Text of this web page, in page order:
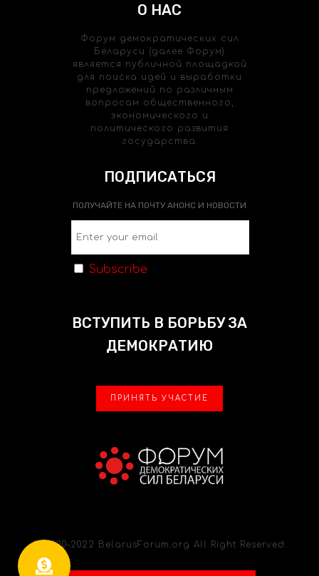
О НАС
Форум демократических сил
Беларуси (далее Форум)
является публичной площадкой
для поиска идей и выработки
предложений по различным
вопросам общественного,
экономического и
политического развития
государства.
ПОДПИСАТЬСЯ
ПОЛУЧАЙТЕ НА ПОЧТУ АНОНС И НОВОСТИ
Subscribe
ВСТУПИТЬ В БОРЬБУ ЗА
ДЕМОКРАТИЮ
ПРИНЯТЬ УЧАСТИЕ
© 2020-2022 BelarusForum.org All Right Reserved.